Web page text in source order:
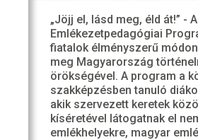
„Jöjj el, lásd meg, éld át!” -
Emlékezetpedagógiai
fiatalok élményszerű
meg Magyarország
örökségével. A program a
szakképzésben tanuló
akik szervezett keretek
kíséretével látogatnak el
emlékhelyekre, magyar